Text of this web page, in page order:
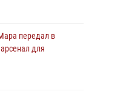
передал в
для